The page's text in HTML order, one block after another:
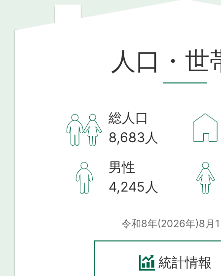
人口・世
総人口
8,683人
男性
4,245人
令和8年(2026年)8月
統計情報